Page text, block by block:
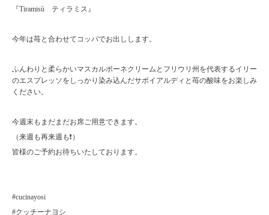
『Tiramisù ティラミス』
今年は苺と合わせてコッパでお出しします。
ふんわりと柔らかいマスカルポーネクリームとフリウリ州を代表するイリー
のエスプレッソをしっかり染み込んだサボイアルディと苺の酸味をお楽しみ
ください。
今週末もまだまだお席ご用意できます。
（来週も再来週も❗️）
皆様のご予約お待ちいたしております。
#cucinayosi
#クッチーナヨシ